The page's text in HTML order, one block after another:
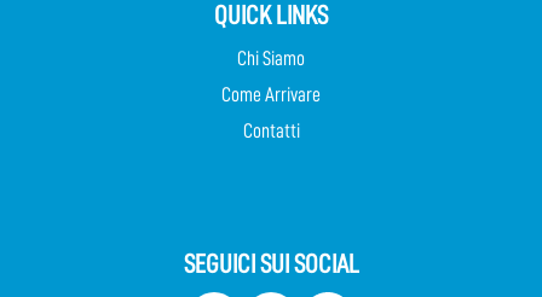
QUICK LINKS
Chi Siamo
Come Arrivare
Contatti
SEGUICI SUI SOCIAL